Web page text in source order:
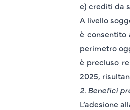
e) crediti da
A livello
è
perimetro
è precluso
2025,
2. Benefici
L’adesione